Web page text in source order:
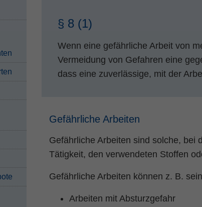
§ 8 (1)
Wenn eine gefährliche Arbeit von
Vermeidung von Gefahren eine
dass eine zuverlässige, mit der
Gefährliche Arbeiten
Gefährliche Arbeiten sind solche, bei
Tätigkeit, den verwendeten Stoffen
Gefährliche Arbeiten können z. B.
Arbeiten mit Absturzgefahr
Anbieter
Laufzeit Session
Dieses Cookie ist
Name PHPSESSID
Anbieter php
Laufzeit Ende der Sitzung
Statistik und Performance